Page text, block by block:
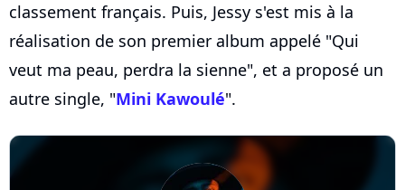
classement français. Puis, Jessy s'est mis à la
réalisation de son premier album appelé "Qui
veut ma peau, perdra la sienne", et a proposé un
autre single, "Mini Kawoulé".